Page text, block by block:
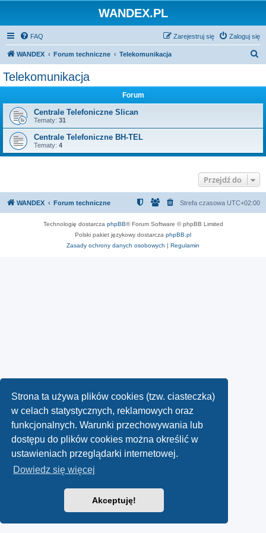
Strona ta używa plików cookies (tzw. ciasteczka)
w celach statystycznych, reklamowych oraz
funkcjonalnych. Warunki przechowywania lub
dostępu do plików cookies można określić w
ustawieniach przeglądarki internetowej.
Dowiedz się więcej
Akceptuję!
WANDEX.PL
FAQ Zaloguj się
Zarejestruj się
WANDEX Forum techniczne Telekomunikacja
Telekomunikacja
Forum
Centrale Telefoniczne Slican
Tematy: 31
Centrale Telefoniczne BH-TEL
Tematy: 4
Przejdź do
WANDEX Forum techniczne Strefa czasowa UTC+02:00
Technologię dostarcza phpBB® Forum Software © phpBB Limited
Polski pakiet językowy dostarcza phpBB.pl
Zasady ochrony danych osobowych | Regulamin